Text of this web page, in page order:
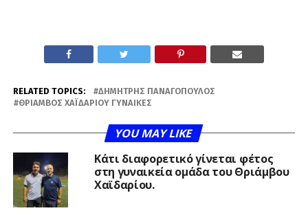
RELATED TOPICS:
ΔΗΜΉΤΡΗΣ ΠΑΝΑΓΌΠΟΥΛΟΣ
ΘΡΊΑΜΒΟΣ ΧΑΪΔΑΡΊΟΥ ΓΥΝΑΊΚΕΣ
YOU MAY LIKE
Κάτι διαφορετικό γίνεται φέτος
στη γυναικεία ομάδα του Θριάμβου
Χαϊδαρίου.